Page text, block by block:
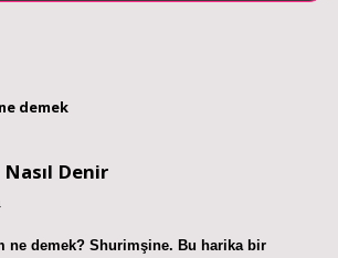
demek
Nasıl Denir
ne demek? Shurimşine. Bu harika bir